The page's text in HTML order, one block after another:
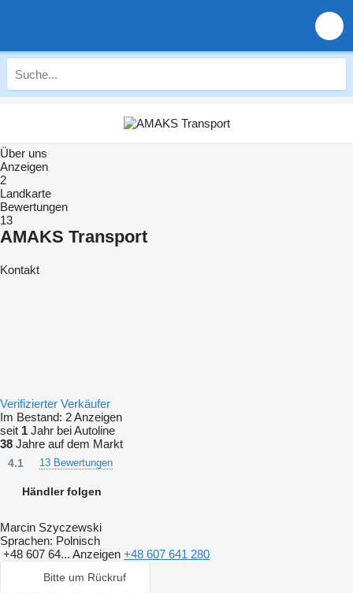
Über uns
Anzeigen
2
Landkarte
Bewertungen
13
AMAKS Transport
Kontakt
Verifizierter Verkäufer
Im Bestand: 2 Anzeigen
seit 1 Jahr bei Autoline
38 Jahre auf dem Markt
4.1 13 Bewertungen
Händler folgen
Marcin Szyczewski
Sprachen: Polnisch
+48 607 64... Anzeigen +48 607 641 280
Bitte um Rückruf